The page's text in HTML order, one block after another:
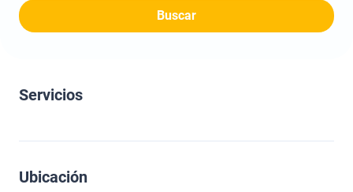
Buscar
Servicios
Ubicación